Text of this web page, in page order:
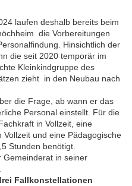
laufen deshalb bereits beim
die Vorbereitungen
Hinsichtlich der
die seit 2020 temporär im
Kleinkindgruppe des
zieht in den Neubau nach
die Frage, ab wann er das
Personal einstellt. Für die
in Vollzeit, eine
und eine Pädagogische
Stunden benötigt.
Gemeinderat in seiner
Fallkonstellationen